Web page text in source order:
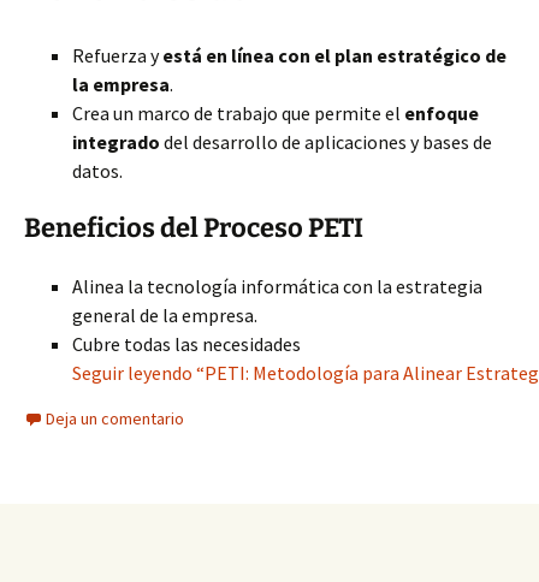
Refuerza yestá en línea con el plan estratégico de
la empresa.
Crea un marco de trabajo que permite el enfoque
integrado del desarrollo de aplicaciones y bases de
datos.
Beneficios del Proceso PETI
Alinea la tecnología informática con la estrategia
general de la empresa.
Cubre todas las necesidades
Seguir leyendo “PETI: Metodología para Alinear
Deja un comentario